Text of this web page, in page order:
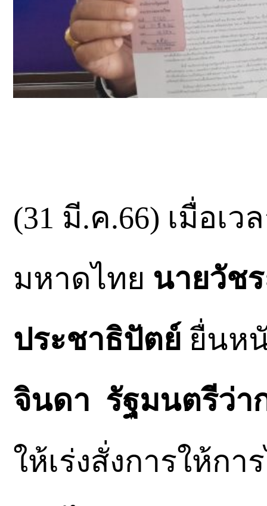
(31 มี.ค.66) เมื่อเว
มหาดไทย นายวัช
ประชาธิปัตย์ ยื่นห
จินดา รัฐมนตรีว่า
ให้เร่งสั่งการให้ก